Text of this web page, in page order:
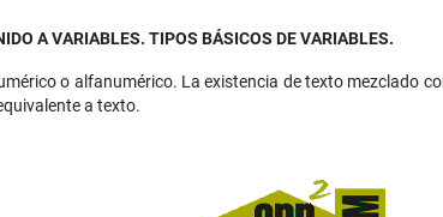
A VARIABLES. TIPOS BÁSICOS DE VARIABLES.
o alfanumérico. La existencia de texto mezclado
a texto.